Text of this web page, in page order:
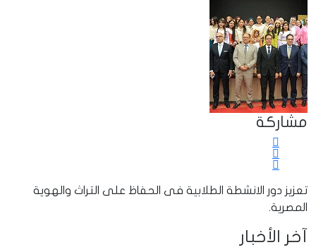
مشاركة
تعزيز دور الانشطة الطلابية فى الحفاظ على التراث والهوية
المصرية.
آخر الأخبار